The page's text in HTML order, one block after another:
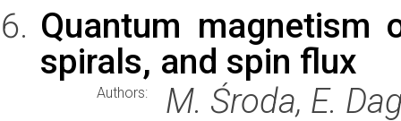
Quantum magnetism
spirals, and spin flux
Authors: M. Środa, E.